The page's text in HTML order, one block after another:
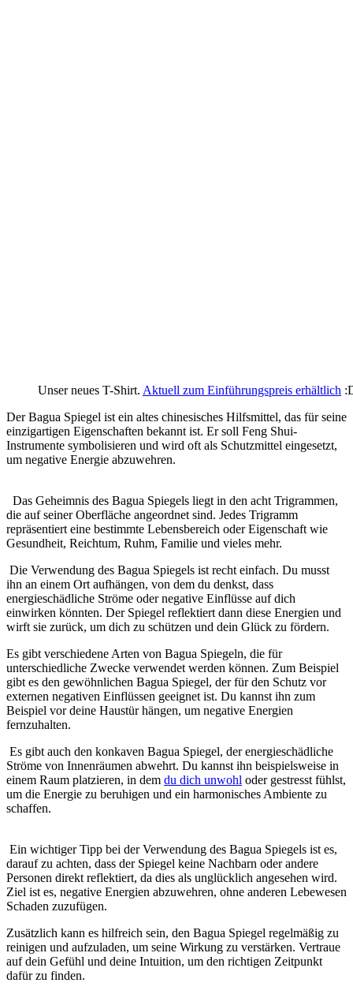
Unser neues T-Shirt. Aktuell zum Einführungspreis erhältlich
Der Bagua Spiegel ist ein altes ‍chinesisches Hilfsmittel, das für seine
einzigartigen‍ Eigenschaften bekannt⁤ ist. Er soll⁤ Feng Shui-
Instrumente symbolisieren und wird ​oft ‍als ⁢Schutzmittel ⁣eingesetzt,
um negative Energie ‌abzuwehren.
⁣ ⁤ Das​ Geheimnis ⁢des Bagua Spiegels liegt in den acht Trigrammen,
die auf seiner Oberfläche angeordnet sind. Jedes Trigramm
repräsentiert eine bestimmte Lebensbereich oder Eigenschaft ⁢wie
Gesundheit, Reichtum, Ruhm, Familie und vieles ‌mehr.
⁢ Die Verwendung des Bagua Spiegels ist recht einfach.⁢ Du ⁢musst
ihn ⁢an ⁢einem Ort ⁤aufhängen, ‍von dem du ⁢denkst, dass
energieschädliche ⁤Ströme oder ‍negative Einflüsse auf dich
einwirken könnten. Der Spiegel reflektiert dann diese Energien und
‍wirft sie zurück,⁤ um dich zu schützen und dein Glück ‌zu ⁣fördern.
Es⁣ gibt verschiedene ⁣Arten von Bagua Spiegeln,‍ die für
unterschiedliche⁣ Zwecke verwendet werden können. ⁣Zum⁣ Beispiel‌
gibt es ⁢den gewöhnlichen Bagua Spiegel, ​der für den Schutz vor
externen negativen Einflüssen geeignet ist. Du kannst ihn zum
Beispiel vor​ deine ⁤Haustür ​hängen, ⁤um⁢ negative Energien⁢
fernzuhalten.
​ ⁣Es gibt auch den konkaven Bagua Spiegel,‌ der ⁣energieschädliche
Ströme von ‌Innenräumen abwehrt. Du kannst ⁤ihn beispielsweise in
einem Raum platzieren, in dem du dich unwohl oder gestresst fühlst,
um ​die Energie zu ⁢beruhigen und ‌ein harmonisches ‍Ambiente⁤ zu
schaffen.
‍ Ein ⁣wichtiger Tipp bei der Verwendung ⁢des ‌Bagua Spiegels ⁣ist es,
darauf zu ‍achten, ⁣dass der Spiegel keine Nachbarn oder andere
Personen direkt reflektiert, ⁣da dies als unglücklich angesehen wird.‌
Ziel ist ‌es, negative Energien abzuwehren, ohne anderen Lebewesen
Schaden zuzufügen.
Zusätzlich⁣ kann es hilfreich sein, den⁢ Bagua Spiegel regelmäßig zu
reinigen und ⁣aufzuladen, ‍um seine Wirkung zu ‍verstärken. Vertraue​
auf dein Gefühl und‍ deine Intuition, um den richtigen‌ Zeitpunkt
dafür zu finden.